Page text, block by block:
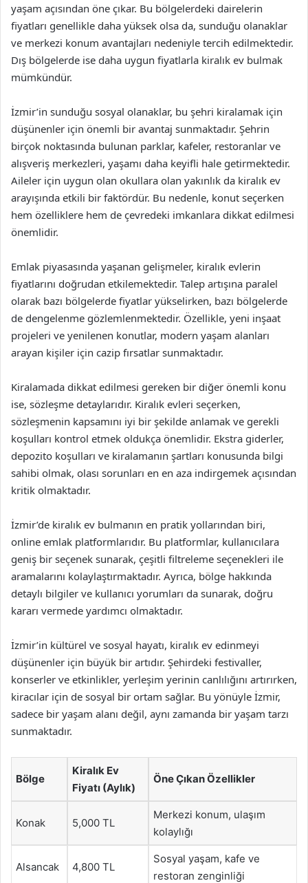
yaşam açısından öne çıkar. Bu bölgelerdeki dairelerin
fiyatları genellikle daha yüksek olsa da, sunduğu olanaklar
ve merkezi konum avantajları nedeniyle tercih edilmektedir.
Dış bölgelerde ise daha uygun fiyatlarla kiralık ev bulmak
mümkündür.
İzmir’in sunduğu sosyal olanaklar, bu şehri kiralamak için
düşünenler için önemli bir avantaj sunmaktadır. Şehrin
birçok noktasında bulunan parklar, kafeler, restoranlar ve
alışveriş merkezleri, yaşamı daha keyifli hale getirmektedir.
Aileler için uygun olan okullara olan yakınlık da kiralık ev
arayışında etkili bir faktördür. Bu nedenle, konut seçerken
hem özelliklere hem de çevredeki imkanlara dikkat edilmesi
önemlidir.
Emlak piyasasında yaşanan gelişmeler, kiralık evlerin
fiyatlarını doğrudan etkilemektedir. Talep artışına paralel
olarak bazı bölgelerde fiyatlar yükselirken, bazı bölgelerde
de dengelenme gözlemlenmektedir. Özellikle, yeni inşaat
projeleri ve yenilenen konutlar, modern yaşam alanları
arayan kişiler için cazip fırsatlar sunmaktadır.
Kiralamada dikkat edilmesi gereken bir diğer önemli konu
ise, sözleşme detaylarıdır. Kiralık evleri seçerken,
sözleşmenin kapsamını iyi bir şekilde anlamak ve gerekli
koşulları kontrol etmek oldukça önemlidir. Ekstra giderler,
depozito koşulları ve kiralamanın şartları konusunda bilgi
sahibi olmak, olası sorunları en en aza indirgemek açısından
kritik olmaktadır.
İzmir’de kiralık ev bulmanın en pratik yollarından biri,
online emlak platformlarıdır. Bu platformlar, kullanıcılara
geniş bir seçenek sunarak, çeşitli filtreleme seçenekleri ile
aramalarını kolaylaştırmaktadır. Ayrıca, bölge hakkında
detaylı bilgiler ve kullanıcı yorumları da sunarak, doğru
kararı vermede yardımcı olmaktadır.
İzmir’in kültürel ve sosyal hayatı, kiralık ev edinmeyi
düşünenler için büyük bir artıdır. Şehirdeki festivaller,
konserler ve etkinlikler, yerleşim yerinin canlılığını artırırken,
kiracılar için de sosyal bir ortam sağlar. Bu yönüyle İzmir,
sadece bir yaşam alanı değil, aynı zamanda bir yaşam tarzı
sunmaktadır.
Bölge
Kiralık Ev
Fiyatı (Aylık)
Öne Çıkan Özellikler
Konak 5,000 TL
Merkezi konum, ulaşım
kolaylığı
Alsancak 4,800 TL
Sosyal yaşam, kafe ve
restoran zenginliği